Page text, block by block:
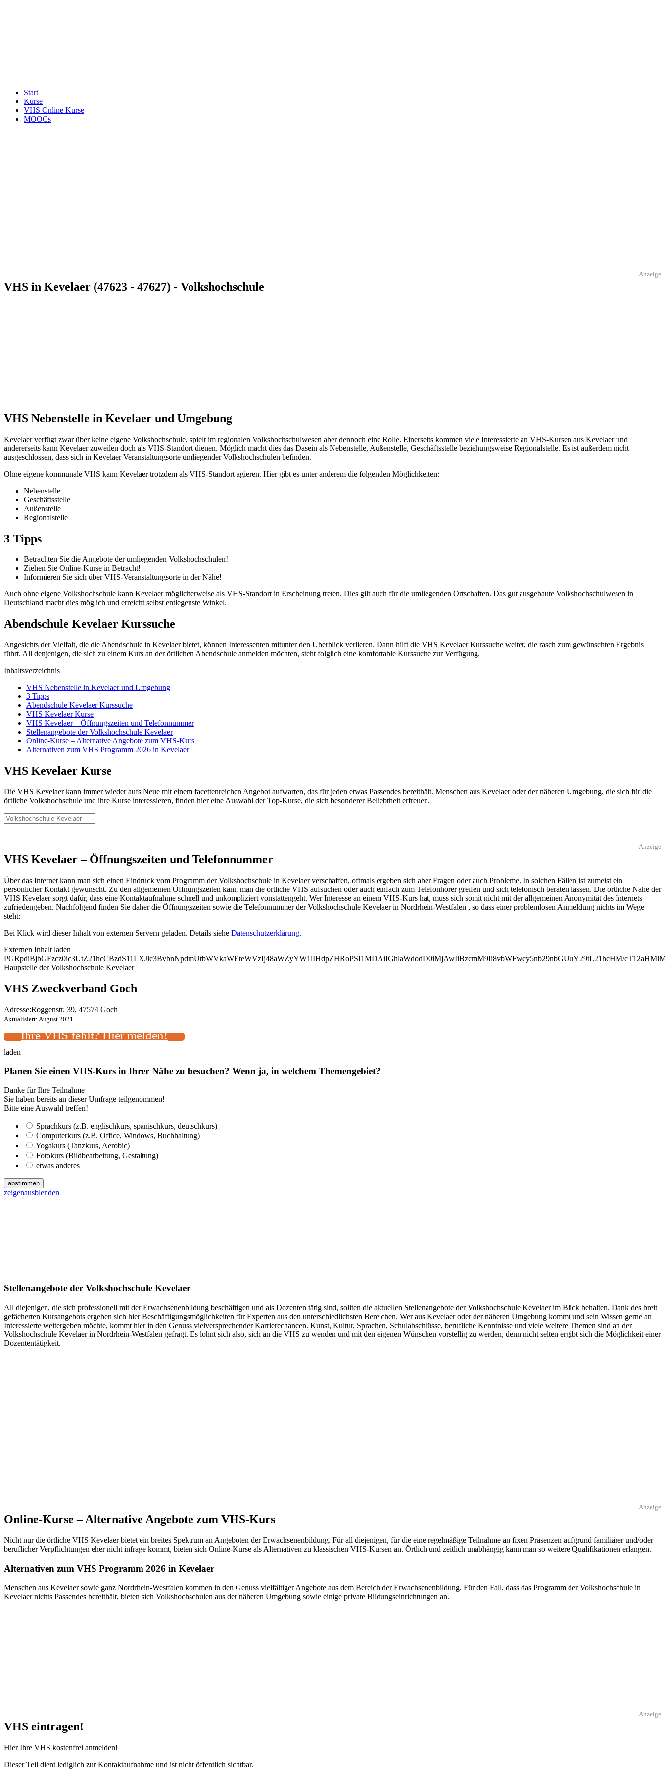
Start
Kurse
VHS Online Kurse
MOOCs
Anzeige
VHS in Kevelaer (47623 - 47627) - Volkshochschule
VHS Nebenstelle in Kevelaer und Umgebung
Kevelaer verfügt zwar über keine eigene Volkshochschule, spielt im regionalen Volkshochschulwesen aber dennoch eine Rolle. Einerseits kommen viele Interessierte an VHS-Kursen aus Kevelaer und
andererseits kann Kevelaer zuweilen doch als VHS-Standort dienen. Möglich macht dies das Dasein als Nebenstelle, Außenstelle, Geschäftsstelle beziehungsweise Regionalstelle. Es ist außerdem nicht
ausgeschlossen, dass sich in Kevelaer Veranstaltungsorte umliegender Volkshochschulen befinden.
Ohne eigene kommunale VHS kann Kevelaer trotzdem als VHS-Standort agieren. Hier gibt es unter anderem die folgenden Möglichkeiten:
Nebenstelle
Geschäftsstelle
Außenstelle
Regionalstelle
3 Tipps
Betrachten Sie die Angebote der umliegenden Volkshochschulen!
Ziehen Sie Online-Kurse in Betracht!
Informieren Sie sich über VHS-Veranstaltungsorte in der Nähe!
Auch ohne eigene Volkshochschule kann Kevelaer möglicherweise als VHS-Standort in Erscheinung treten. Dies gilt auch für die umliegenden Ortschaften. Das gut ausgebaute Volkshochschulwesen in
Deutschland macht dies möglich und erreicht selbst entlegenste Winkel.
Abendschule Kevelaer Kurssuche
Angesichts der Vielfalt, die die Abendschule in Kevelaer bietet, können Interessenten mitunter den Überblick verlieren. Dann hilft die VHS Kevelaer Kurssuche weiter, die rasch zum gewünschten Ergebnis
führt. All denjenigen, die sich zu einem Kurs an der örtlichen Abendschule anmelden möchten, steht folglich eine komfortable Kurssuche zur Verfügung.
Inhaltsverzeichnis
VHS Nebenstelle in Kevelaer und Umgebung
3 Tipps
Abendschule Kevelaer Kurssuche
VHS Kevelaer Kurse
VHS Kevelaer – Öffnungszeiten und Telefonnummer
Stellenangebote der Volkshochschule Kevelaer
Online-Kurse – Alternative Angebote zum VHS-Kurs
Alternativen zum VHS Programm 2026 in Kevelaer
VHS Kevelaer Kurse
Die VHS Kevelaer kann immer wieder aufs Neue mit einem facettenreichen Angebot aufwarten, das für jeden etwas Passendes bereithält. Menschen aus Kevelaer oder der näheren Umgebung, die sich für die
örtliche Volkshochschule und ihre Kurse interessieren, finden hier eine Auswahl der Top-Kurse, die sich besonderer Beliebtheit erfreuen.
Anzeige
VHS Kevelaer – Öffnungszeiten und Telefonnummer
Über das Internet kann man sich einen Eindruck vom Programm der Volkshochschule in Kevelaer verschaffen, oftmals ergeben sich aber Fragen oder auch Probleme. In solchen Fällen ist zumeist ein
persönlicher Kontakt gewünscht. Zu den allgemeinen Öffnungszeiten kann man die örtliche VHS aufsuchen oder auch einfach zum Telefonhörer greifen und sich telefonisch beraten lassen. Die örtliche Nähe der
VHS Kevelaer sorgt dafür, dass eine Kontaktaufnahme schnell und unkompliziert vonstattengeht. Wer Interesse an einem VHS-Kurs hat, muss sich somit nicht mit der allgemeinen Anonymität des Internets
zufriedengeben. Nachfolgend finden Sie daher die Öffnungszeiten sowie die Telefonnummer der Volkshochschule Kevelaer in Nordrhein-Westfalen , so dass einer problemlosen Anmeldung nichts im Wege
steht:
Bei Klick wird dieser Inhalt von externen Servern geladen. Details siehe Datenschutzerklärung.
Externen Inhalt laden
PGRpdiBjbGFzcz0ic3UtZ21hcCBzdS11LXJlc3BvbnNpdmUtbWVkaWEteWVzIj48aWZyYW1lIHdpZHRoPSI1MDAiIGhlaWdodD0iMjAwIiBzcmM9Ii8vbWFwcy5nb29nbGUuY29tL21hcHM/
Haupstelle der Volkshochschule Kevelaer
VHS Zweckverband Goch
Adresse:Roggenstr. 39, 47574 Goch
Aktualisiert: August 2021
Ihre VHS fehlt? Hier melden!
laden
Planen Sie einen VHS-Kurs in Ihrer Nähe zu besuchen? Wenn ja, in welchem Themengebiet?
Danke für Ihre Teilnahme
Sie haben bereits an dieser Umfrage teilgenommen!
Bitte eine Auswahl treffen!
Sprachkurs (z.B. englischkurs, spanischkurs, deutschkurs)
Computerkurs (z.B. Office, Windows, Buchhaltung)
Yogakurs (Tanzkurs, Aerobic)
Fotokurs (Bildbearbeitung, Gestaltung)
etwas anderes
abstimmen
zeigenausblenden
Stellenangebote der Volkshochschule Kevelaer
All diejenigen, die sich professionell mit der Erwachsenenbildung beschäftigen und als Dozenten tätig sind, sollten die aktuellen Stellenangebote der Volkshochschule Kevelaer im Blick behalten. Dank des breit
gefächerten Kursangebots ergeben sich hier Beschäftigungsmöglichkeiten für Experten aus den unterschiedlichsten Bereichen. Wer aus Kevelaer oder der näheren Umgebung kommt und sein Wissen gerne an
Interessierte weitergeben möchte, kommt hier in den Genuss vielversprechender Karrierechancen. Kunst, Kultur, Sprachen, Schulabschlüsse, berufliche Kenntnisse und viele weitere Themen sind an der
Volkshochschule Kevelaer in Nordrhein-Westfalen gefragt. Es lohnt sich also, sich an die VHS zu wenden und mit den eigenen Wünschen vorstellig zu werden, denn nicht selten ergibt sich die Möglichkeit einer
Dozententätigkeit.
Anzeige
Online-Kurse – Alternative Angebote zum VHS-Kurs
Nicht nur die örtliche VHS Kevelaer bietet ein breites Spektrum an Angeboten der Erwachsenenbildung. Für all diejenigen, für die eine regelmäßige Teilnahme an fixen Präsenzen aufgrund familiärer und/oder
beruflicher Verpflichtungen eher nicht infrage kommt, bieten sich Online-Kurse als Alternativen zu klassischen VHS-Kursen an. Örtlich und zeitlich unabhängig kann man so weitere Qualifikationen erlangen.
Alternativen zum VHS Programm 2026 in Kevelaer
Menschen aus Kevelaer sowie ganz Nordrhein-Westfalen kommen in den Genuss vielfältiger Angebote aus dem Bereich der Erwachsenenbildung. Für den Fall, dass das Programm der Volkshochschule in
Kevelaer nichts Passendes bereithält, bieten sich Volkshochschulen aus der näheren Umgebung sowie einige private Bildungseinrichtungen an.
Anzeige
VHS eintragen!
Hier Ihre VHS kostenfrei anmelden!
Dieser Teil dient lediglich zur Kontaktaufnahme und ist nicht öffentlich sichtbar.